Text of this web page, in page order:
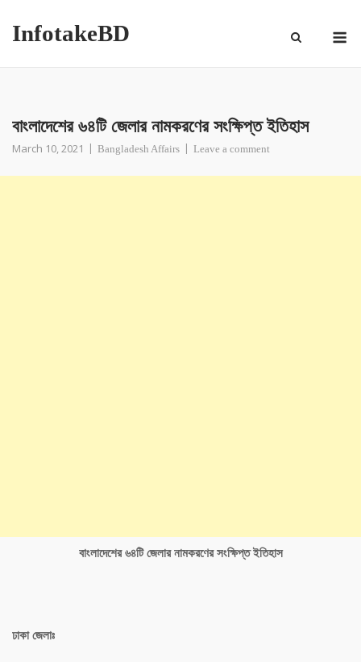
InfotakeBD
বাংলাদেশের ৬৪টি জেলার নামকরণের সংক্ষিপ্ত ইতিহাস
March 10, 2021 Bangladesh Affairs Leave a comment
বাংলাদেশের ৬৪টি জেলার নামকরণের সংক্ষিপ্ত ইতিহাস
ঢাকা জেলাঃ